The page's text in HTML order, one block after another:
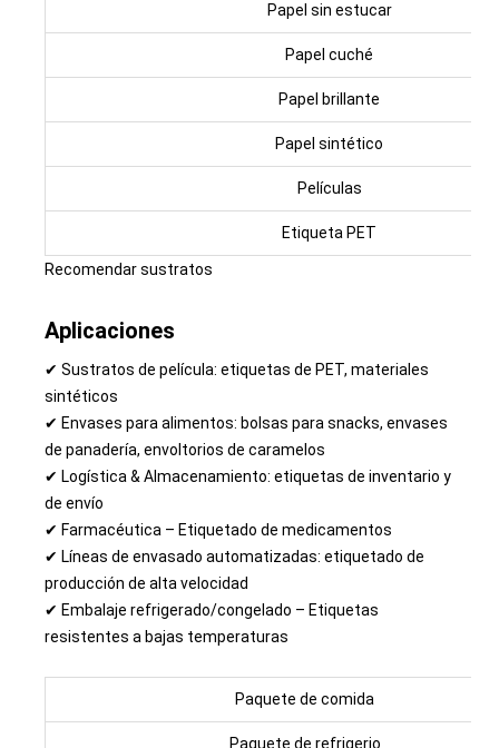
Recomendar sustratos
Papel sin estucar
Papel cuché
Papel brillante
Papel sintético
Películas
Etiqueta PET
Aplicaciones
✔ Sustratos de película: etiquetas de PET, materiales
sintéticos
✔ Envases para alimentos: bolsas para snacks, envases
de panadería, envoltorios de caramelos
✔ Logística & Almacenamiento: etiquetas de inventario y
de envío
✔ Farmacéutica – Etiquetado de medicamentos
✔ Líneas de envasado automatizadas: etiquetado de
producción de alta velocidad
✔ Embalaje refrigerado/congelado – Etiquetas
resistentes a bajas temperaturas
Paquete de comida
Paquete de refrigerio